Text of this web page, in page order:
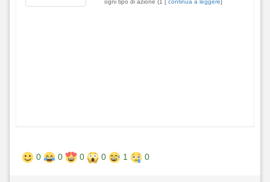
ogni tipo di azione (1 [continua a leggere]
0 0 0 0 1 0